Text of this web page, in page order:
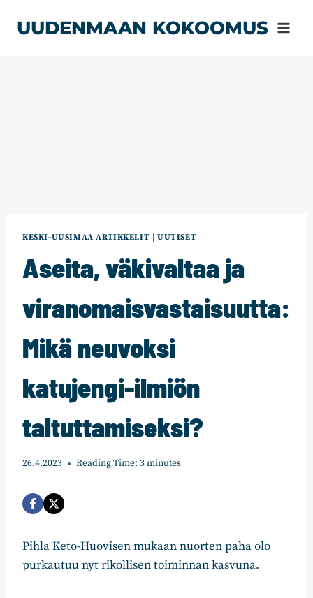
sisältöön
UUDENMAAN KOKOOMUS
KESKI-UUSIMAA ARTIKKELIT |UUTISET
Aseita, väkivaltaa ja
viranomaisvastaisuutta:
Mikä neuvoksi
katujengi-ilmiön
taltuttamiseksi?
26.4.2023 Reading Time: 3minutes
Pihla Keto-Huovisen mukaan nuorten paha olo
purkautuu nyt rikollisen toiminnan kasvuna.